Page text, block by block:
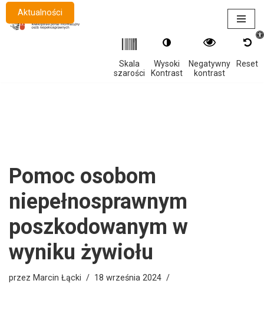
Skala
szarości
Wysoki
Kontrast
Negatywny
kontrast
Reset
Przejdź
Pomoc osobom
niepełnosprawnym
poszkodowanym w
wyniku żywiołu
przez Marcin Łącki 18 września 2024
Aktualności